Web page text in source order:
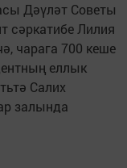
Дәүләт Советы
Лилия
чарага 700 кеше
еллык
Салих
залында